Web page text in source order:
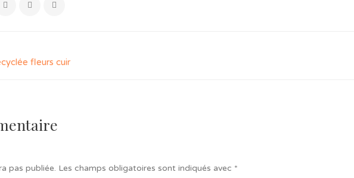
fleurs cuir
pas publiée. Les champs obligatoires sont indiqués avec *